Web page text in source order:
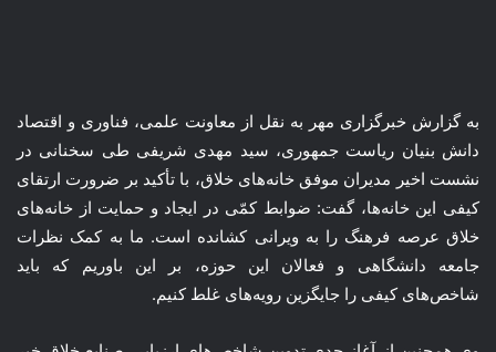
به گزارش خبرگزاری مهر به نقل از معاونت علمی، فناوری و اقتصاد
دانش بنیان ریاست جمهوری، سید مهدی شریفی طی سخنانی در
نشست اخیر مدیران موفق خانه‌های خلاق، با تأکید بر ضرورت ارتقای
کیفی این خانه‌ها، گفت: ضوابط کمّی در ایجاد و حمایت از خانه‌های
خلاق عرصه فرهنگ را به ویرانی کشانده است. ما به کمک نظرات
جامعه دانشگاهی و فعالان این حوزه، بر این باوریم که باید
شاخص‌های کیفی را جایگزین رویه‌های غلط کنیم.